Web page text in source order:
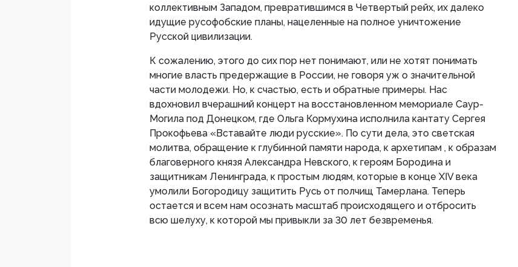
коллективным Западом, превратившимся в Четвертый рейх, их далеко
идущие русофобские планы, нацеленные на полное уничтожение
Русской цивилизации.
К сожалению, этого до сих пор нет понимают, или не хотят понимать
многие власть предержащие в России, не говоря уж о значительной
части молодежи. Но, к счастью, есть и обратные примеры. Нас
вдохновил вчерашний концерт на восстановленном мемориале Саур-
Могила под Донецком, где Ольга Кормухина исполнила кантату Сергея
Прокофьева «Вставайте люди русские». По сути дела, это светская
молитва, обращение к глубинной памяти народа, к архетипам , к образам
благоверного князя Александра Невского, к героям Бородина и
защитникам Ленинграда, к простым людям, которые в конце XIV века
умолили Богородицу защитить Русь от полчищ Тамерлана. Теперь
остается и всем нам осознать масштаб происходящего и отбросить
всю шелуху, к которой мы привыкли за 30 лет безвременья.